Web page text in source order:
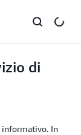
di
informativo. In